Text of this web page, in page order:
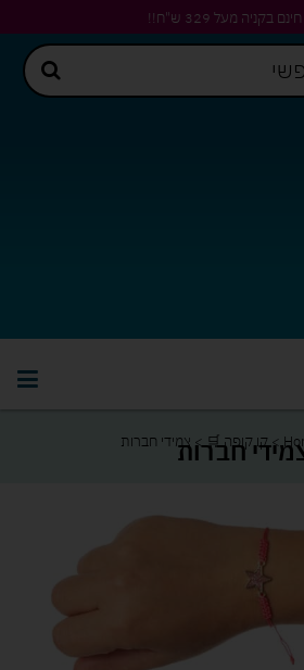
בקניה מעל 329 ש"ח!!
>קו קופה 🛒> צמידי חברותחברות